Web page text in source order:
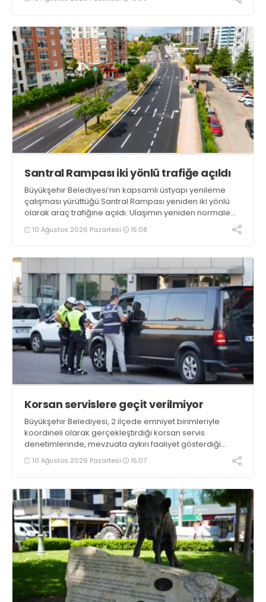
besleyici ve hafif yemekler yapmak. Haftanın her günü
Santral Rampası iki yönlü trafiğe açıldı
Büyükşehir Belediyesi’nin kapsamlı üstyapı yenileme
çalışması yürüttüğü Santral Rampası yeniden iki yönlü
olarak araç trafiğine açıldı. Ulaşımın yeniden normale
döndüğü bölgede son imalatlar da tamamlanıyor
10 Ağustos 2026 Pazartesi 15:08
Korsan servislere geçit verilmiyor
Büyükşehir Belediyesi, 2 ilçede emniyet birimleriyle
koordineli olarak gerçekleştirdiği korsan servis
denetimlerinde, mevzuata aykırı faaliyet gösterdiği
tespit edilen 12 araca idari yaptırım uyguladı. Denetimler
kapsamında 1 araç ise trafikten men edildi
10 Ağustos 2026 Pazartesi 15:07